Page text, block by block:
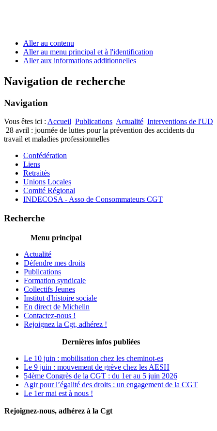
Aller au contenu
Aller au menu principal et à l'identification
Aller aux informations additionnelles
Navigation de recherche
Navigation
Vous êtes ici : Accueil Publications Actualité Interventions de l'UD
28 avril : journée de luttes pour la prévention des accidents du
travail et maladies professionnelles
Confédération
Liens
Retraités
Unions Locales
Comité Régional
INDECOSA - Asso de Consommateurs CGT
Recherche
Menu principal
Actualité
Défendre mes droits
Publications
Formation syndicale
Collectifs Jeunes
Institut d'histoire sociale
En direct de Michelin
Contactez-nous !
Rejoignez la Cgt, adhérez !
Dernières infos publiées
Le 10 juin : mobilisation chez les cheminot-es
Le 9 juin : mouvement de grève chez les AESH
54ème Congrès de la CGT : du 1er au 5 juin 2026
Agir pour l’égalité des droits : un engagement de la CGT
Le 1er mai est à nous !
Rejoignez-nous, adhérez à la Cgt